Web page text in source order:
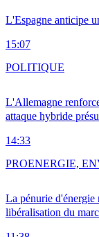
L'Espagne anticipe
15:07
L'Allemagne
attaque hybride
14:33
POLITIQUE
La pénurie d'énergie
libéralisation du
PROENERGIE,